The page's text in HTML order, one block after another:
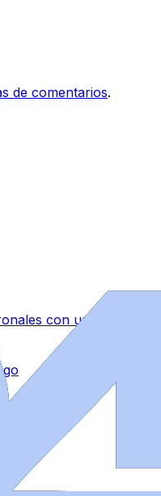
de comentarios.
con un abanico